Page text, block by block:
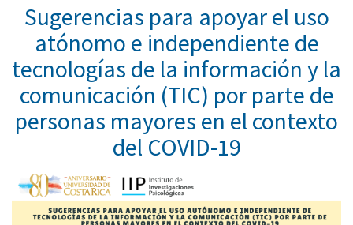
Sugerencias para apoyar el uso
atónomo e independiente de
tecnologías de la información y la
comunicación (TIC) por parte de
personas mayores en el contexto
del COVID-19